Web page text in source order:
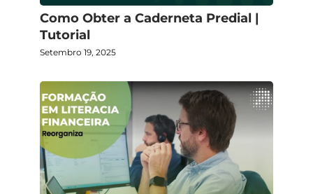
Como Obter a Caderneta Predial |
Tutorial
Setembro 19, 2025